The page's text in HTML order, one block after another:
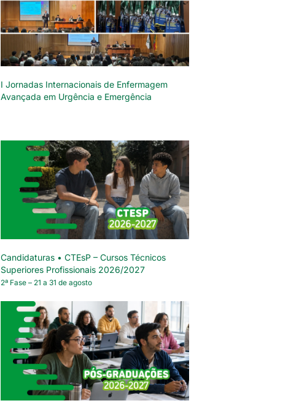
I Jornadas Internacionais de Enfermagem
Avançada em Urgência e Emergência
Candidaturas • CTEsP – Cursos Técnicos
Superiores Profissionais 2026/2027
2ª Fase – 21 a 31 de agosto